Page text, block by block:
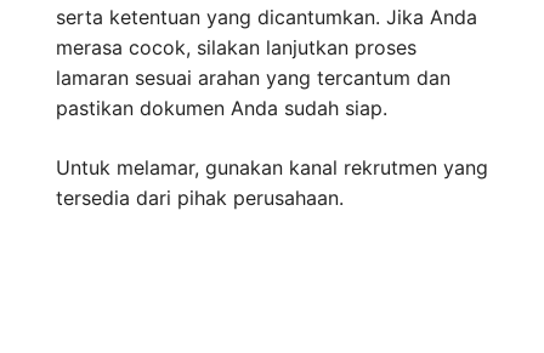
serta ketentuan yang dicantumkan. Jika Anda
merasa cocok, silakan lanjutkan proses
lamaran sesuai arahan yang tercantum dan
pastikan dokumen Anda sudah siap.
Untuk melamar, gunakan kanal rekrutmen yang
tersedia dari pihak perusahaan.